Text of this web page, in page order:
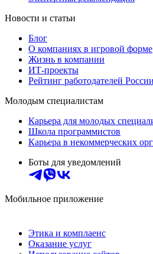
Новости и статьи
Блог
О компаниях в игровой форме
Жизнь в компании
ИТ-проекты
Рейтинг работодателей России
Молодым специалистам
Карьера для молодых
Школа программистов
Карьера в некоммерческих
Боты для уведомлений
Мобильное приложение
Этика и комплаенс
Оказание услуг